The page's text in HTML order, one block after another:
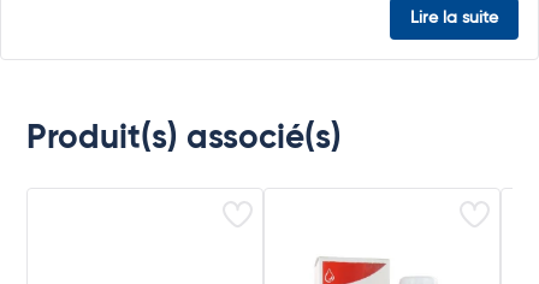
Lire la suite
Produit(s) associé(s)